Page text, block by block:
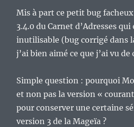
Mis à part ce petit bug
3.4.0 du Carnet d’Adresses
inutilisable (bug corrigé dans
j’ai bien aimé ce que j’ai vu de
Simple question : pourquoi
et non pas la version «
pour conserver une certaine
version 3 de la Mageïa ?